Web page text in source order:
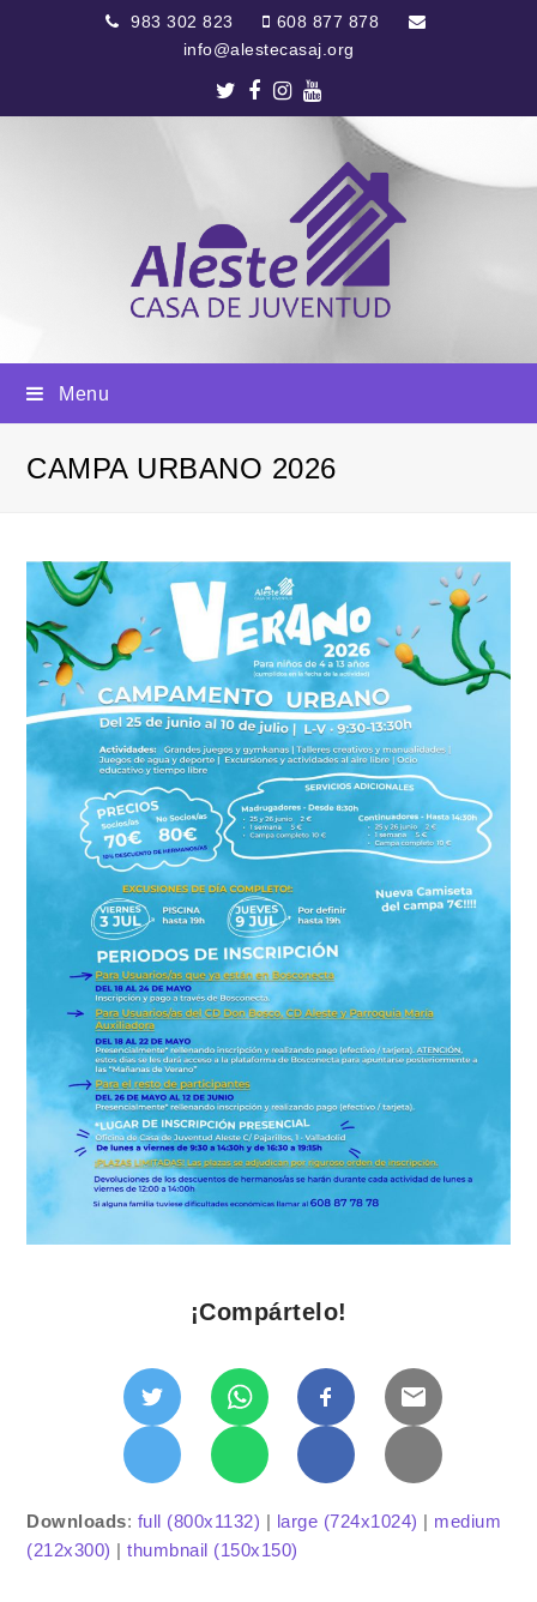
983 302 823
608 877 878
info@alestecasaj.org
Twitter
Facebook
Instagram
Youtube
Menu
CAMPA URBANO 2026
¡Compártelo!
Downloads: full (800x1132) | large (724x1024) | medium
(212x300) |thumbnail (150x150)